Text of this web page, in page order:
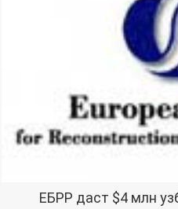
ЕБРР даст $4 млн